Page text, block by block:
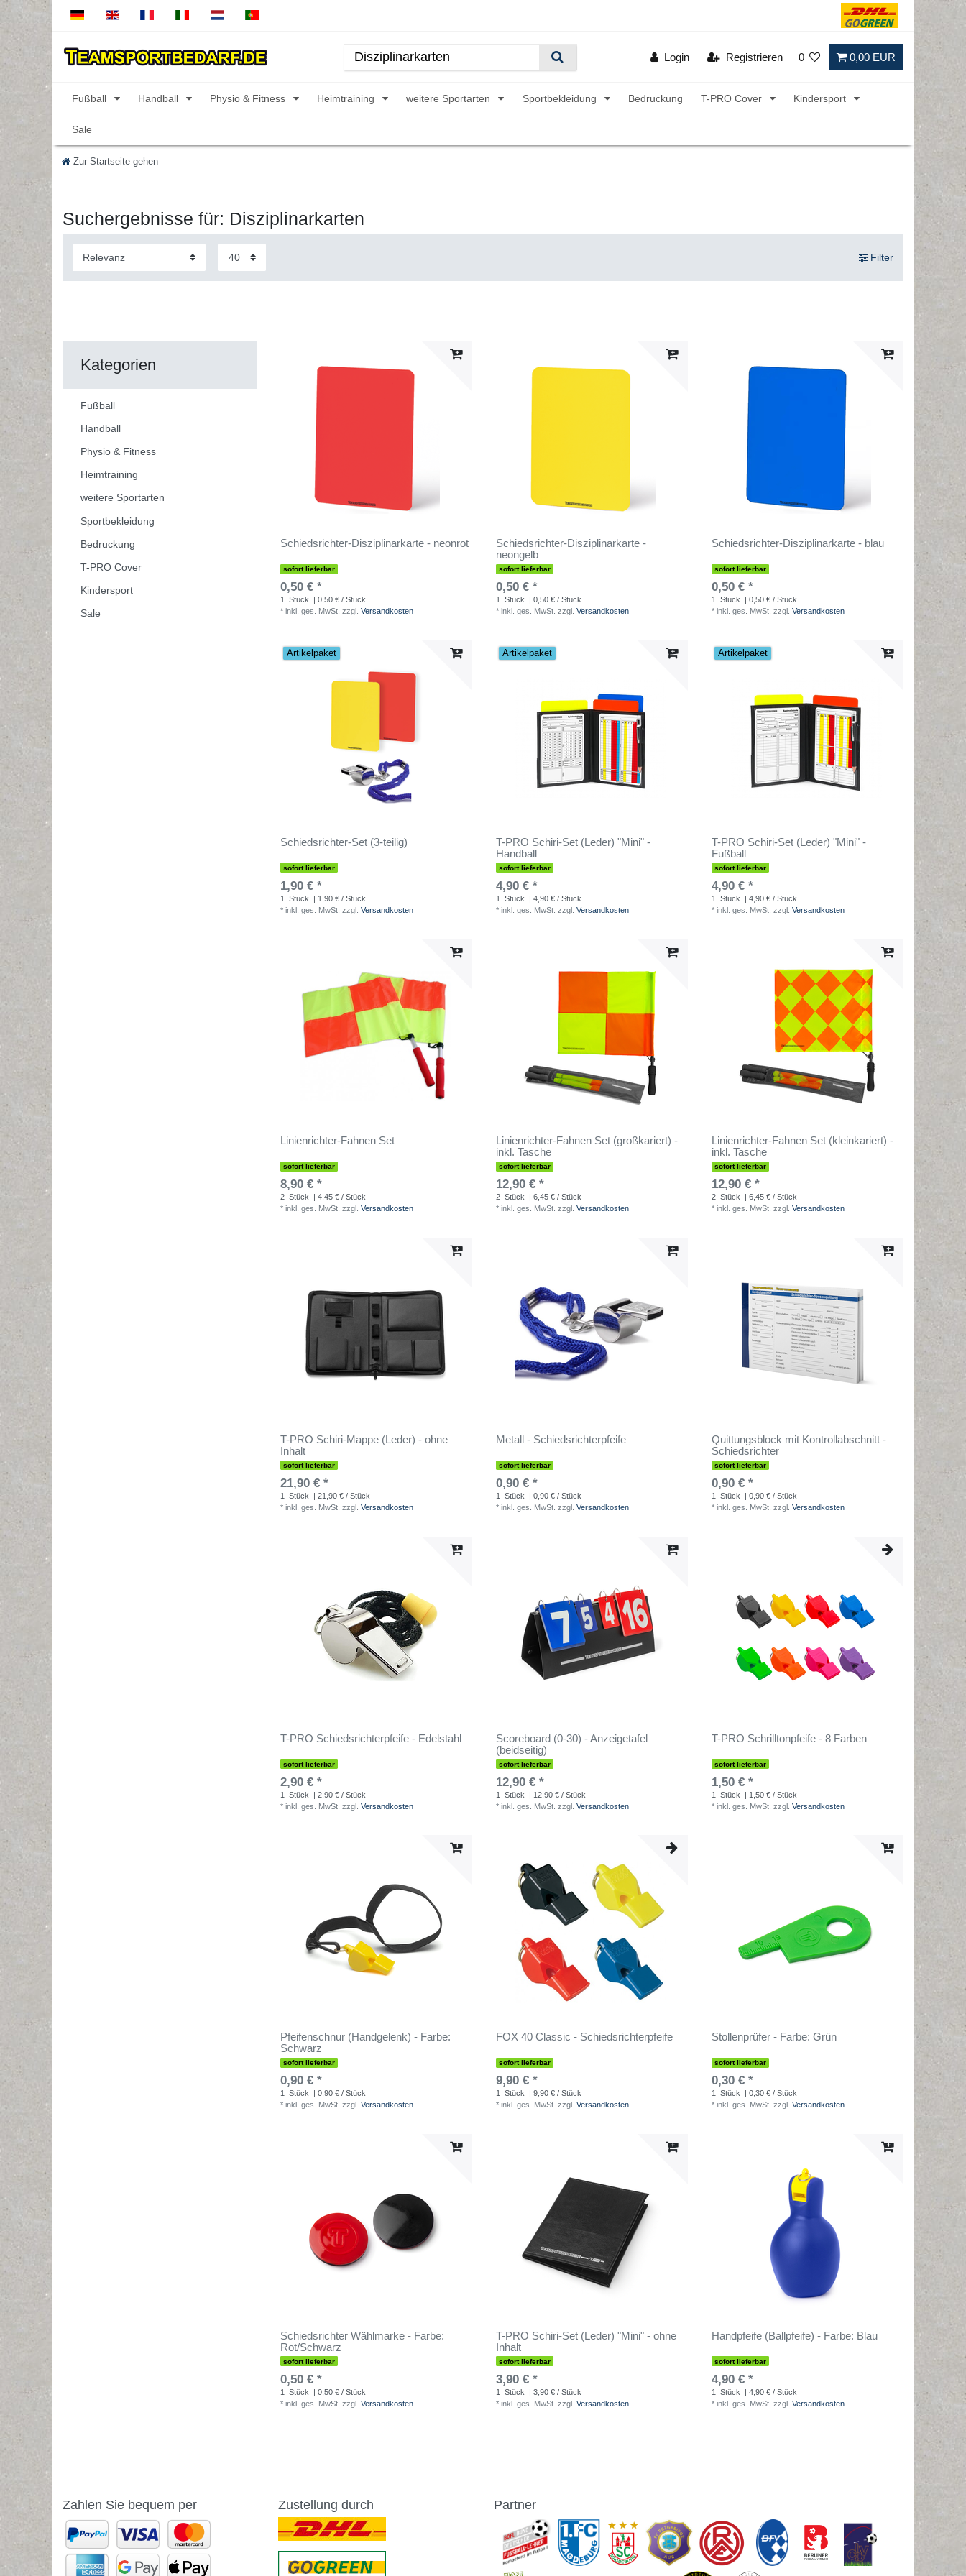
Login Registrieren 0 0,00 EUR
Fußball Handball Physio & Fitness Heimtraining weitere Sportarten Sportbekleidung Bedruckung T-PRO Cover Kindersport
Sale
Zur Startseite gehen
Suchergebnisse für: Disziplinarkarten
Filter
Kategorien
Fußball
Handball
Physio & Fitness
Heimtraining
weitere Sportarten
Sportbekleidung
Bedruckung
T-PRO Cover
Kindersport
Sale
Schiedsrichter-Disziplinarkarte - neonrot
sofort lieferbar
0,50 € *
1 Stück
| 0,50 € / Stück
* inkl. ges. MwSt. zzgl. Versandkosten
Schiedsrichter-Disziplinarkarte -
neongelb
sofort lieferbar
0,50 € *
1 Stück
| 0,50 € / Stück
* inkl. ges. MwSt. zzgl. Versandkosten
Schiedsrichter-Disziplinarkarte - blau
sofort lieferbar
0,50 € *
1 Stück
| 0,50 € / Stück
* inkl. ges. MwSt. zzgl. Versandkosten
Artikelpaket
Schiedsrichter-Set (3-teilig)
sofort lieferbar
1,90 € *
1 Stück
| 1,90 € / Stück
* inkl. ges. MwSt. zzgl. Versandkosten
Artikelpaket
T-PRO Schiri-Set (Leder) "Mini" -
Handball
sofort lieferbar
4,90 € *
1 Stück
| 4,90 € / Stück
* inkl. ges. MwSt. zzgl. Versandkosten
Artikelpaket
T-PRO Schiri-Set (Leder) "Mini" -
Fußball
sofort lieferbar
4,90 € *
1 Stück
| 4,90 € / Stück
* inkl. ges. MwSt. zzgl. Versandkosten
Linienrichter-Fahnen Set
sofort lieferbar
8,90 € *
2 Stück
| 4,45 € / Stück
* inkl. ges. MwSt. zzgl. Versandkosten
Linienrichter-Fahnen Set (großkariert) -
inkl. Tasche
sofort lieferbar
12,90 € *
2 Stück
| 6,45 € / Stück
* inkl. ges. MwSt. zzgl. Versandkosten
Linienrichter-Fahnen Set (kleinkariert) -
inkl. Tasche
sofort lieferbar
12,90 € *
2 Stück
| 6,45 € / Stück
* inkl. ges. MwSt. zzgl. Versandkosten
T-PRO Schiri-Mappe (Leder) - ohne
Inhalt
sofort lieferbar
21,90 € *
1 Stück
| 21,90 € / Stück
* inkl. ges. MwSt. zzgl. Versandkosten
Metall - Schiedsrichterpfeife
sofort lieferbar
0,90 € *
1 Stück
| 0,90 € / Stück
* inkl. ges. MwSt. zzgl. Versandkosten
Quittungsblock mit Kontrollabschnitt -
Schiedsrichter
sofort lieferbar
0,90 € *
1 Stück
| 0,90 € / Stück
* inkl. ges. MwSt. zzgl. Versandkosten
T-PRO Schiedsrichterpfeife - Edelstahl
sofort lieferbar
2,90 € *
1 Stück
| 2,90 € / Stück
* inkl. ges. MwSt. zzgl. Versandkosten
Scoreboard (0-30) - Anzeigetafel
(beidseitig)
sofort lieferbar
12,90 € *
1 Stück
| 12,90 € / Stück
* inkl. ges. MwSt. zzgl. Versandkosten
T-PRO Schrilltonpfeife - 8 Farben
sofort lieferbar
1,50 € *
1 Stück
| 1,50 € / Stück
* inkl. ges. MwSt. zzgl. Versandkosten
Pfeifenschnur (Handgelenk) - Farbe:
Schwarz
sofort lieferbar
0,90 € *
1 Stück
| 0,90 € / Stück
* inkl. ges. MwSt. zzgl. Versandkosten
FOX 40 Classic - Schiedsrichterpfeife
sofort lieferbar
9,90 € *
1 Stück
| 9,90 € / Stück
* inkl. ges. MwSt. zzgl. Versandkosten
Stollenprüfer - Farbe: Grün
sofort lieferbar
0,30 € *
1 Stück
| 0,30 € / Stück
* inkl. ges. MwSt. zzgl. Versandkosten
Schiedsrichter Wählmarke - Farbe:
Rot/Schwarz
sofort lieferbar
0,50 € *
1 Stück
| 0,50 € / Stück
* inkl. ges. MwSt. zzgl. Versandkosten
T-PRO Schiri-Set (Leder) "Mini" - ohne
Inhalt
sofort lieferbar
3,90 € *
1 Stück
| 3,90 € / Stück
* inkl. ges. MwSt. zzgl. Versandkosten
Handpfeife (Ballpfeife) - Farbe: Blau
sofort lieferbar
4,90 € *
1 Stück
| 4,90 € / Stück
* inkl. ges. MwSt. zzgl. Versandkosten
Zahlen Sie bequem per Zustellung durch Partner